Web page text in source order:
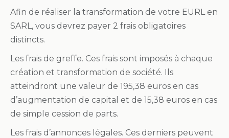
Afin de réaliser la transformation de votre EURL en
SARL, vous devrez payer 2 frais obligatoires
distincts.
Les frais de greffe. Ces frais sont imposés à chaque
création et transformation de société. Ils
atteindront une valeur de 195,38 euros en cas
d’augmentation de capital et de 15,38 euros en cas
de simple cession de parts.
Les frais d’annonces légales. Ces derniers peuvent